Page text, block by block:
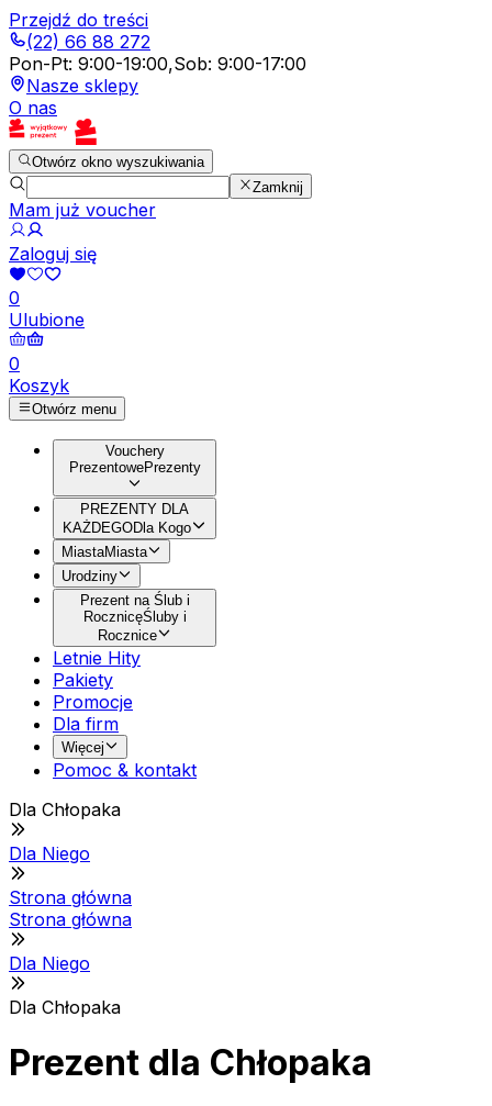
Przejdź do treści
(22) 66 88 272
Pon-Pt: 9:00-19:00,Sob: 9:00-17:00
Nasze sklepy
O nas
Otwórz okno wyszukiwania
Zamknij
Mam już voucher
Zaloguj się
0
Ulubione
0
Koszyk
Otwórz menu
Vouchery
PrezentowePrezenty
PREZENTY DLA
KAŻDEGODla Kogo
MiastaMiasta
Urodziny
Prezent na Ślub i
RocznicęŚluby i
Rocznice
Letnie Hity
Pakiety
Promocje
Dla firm
Więcej
Pomoc & kontakt
Dla Chłopaka
Dla Niego
Strona główna
Strona główna
Dla Niego
Dla Chłopaka
Prezent dla Chłopaka